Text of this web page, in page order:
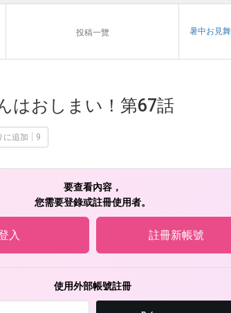
投稿一覽
暑中お見
はおしまい！第67話
に追加 9
要查看內容，
您需要登錄或註冊使用者。
入 註冊新帳號
使用外部帳號註冊